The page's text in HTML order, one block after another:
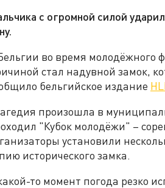
с огромной силой
во время молодёжного
стал надувной замок,
бельгийское издание
произошла в
"Кубок молодёжи" –
установили
исторического замка.
то момент погода резко